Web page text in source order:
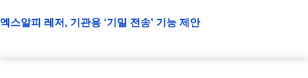
엑스알피 레저, 기관용 ‘기밀 전송’ 기능 제안